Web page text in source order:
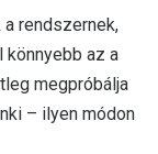
a rendszernek,
könnyebb az a
megpróbálja
– ilyen módon